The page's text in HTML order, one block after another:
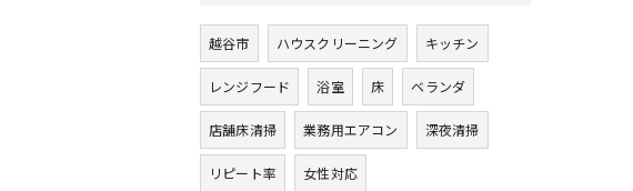
越谷市 ハウスクリーニング キッチン
レンジフード 浴室 床 ベランダ
店舗床清掃 業務用エアコン 深夜清掃
リピート率 女性対応